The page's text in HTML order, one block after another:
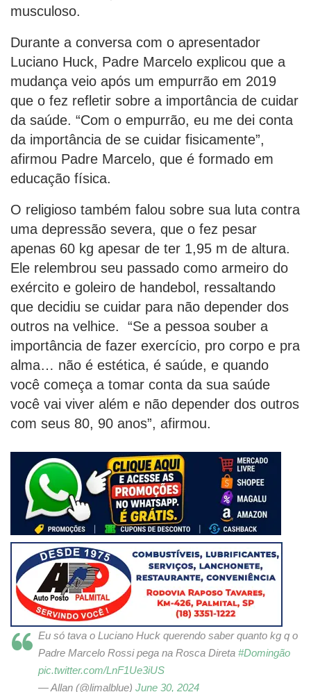
musculoso.
Durante a conversa com o apresentador
Luciano Huck, Padre Marcelo explicou que a
mudança veio após um empurrão em 2019
que o fez refletir sobre a importância de cuidar
da saúde. “Com o empurrão, eu me dei conta
da importância de se cuidar fisicamente”,
afirmou Padre Marcelo, que é formado em
educação física.
O religioso também falou sobre sua luta contra
uma depressão severa, que o fez pesar
apenas 60 kg apesar de ter 1,95 m de altura.
Ele relembrou seu passado como armeiro do
exército e goleiro de handebol, ressaltando
que decidiu se cuidar para não depender dos
outros na velhice. “Se a pessoa souber a
importância de fazer exercício, pro corpo e pra
alma… não é estética, é saúde, e quando
você começa a tomar conta da sua saúde
você vai viver além e não depender dos outros
com seus 80, 90 anos”, afirmou.
Eu só tava o Luciano Huck querendo saber quanto kg q o
Padre Marcelo Rossi pega na Rosca Direta #Domingão
pic.twitter.com/LnF1Ue3iUS
— Allan (@limalblue) June 30, 2024